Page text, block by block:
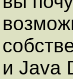
и Java